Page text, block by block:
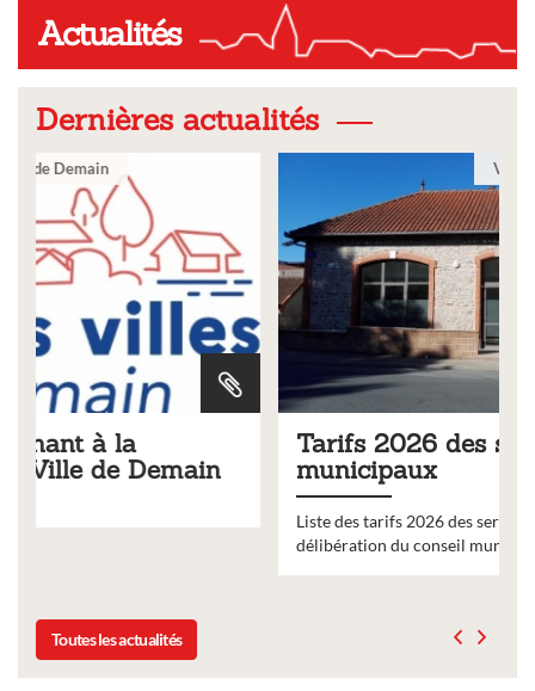
Actualités
Dernières actualités
Tarifs 2026 des services
municipaux
Liste des tarifs 2026 des services municipaux,
délibération du conseil municipal du 19 décembre 2025
Toutes les actualités